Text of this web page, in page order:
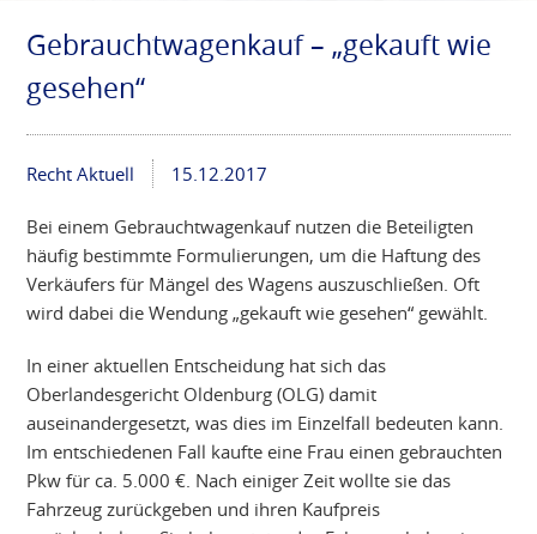
Gebrauchtwagenkauf – „gekauft wie
gesehen“
Recht Aktuell 15.12.2017
Bei einem Gebrauchtwagenkauf nutzen die Beteiligten
häufig bestimmte Formulierungen, um die Haftung des
Verkäufers für Mängel des Wagens auszuschließen. Oft
wird dabei die Wendung „gekauft wie gesehen“ gewählt.
In einer aktuellen Entscheidung hat sich das
Oberlandesgericht Oldenburg (OLG) damit
auseinandergesetzt, was dies im Einzelfall bedeuten kann.
Im entschiedenen Fall kaufte eine Frau einen gebrauchten
Pkw für ca. 5.000 €. Nach einiger Zeit wollte sie das
Fahrzeug zurückgeben und ihren Kaufpreis